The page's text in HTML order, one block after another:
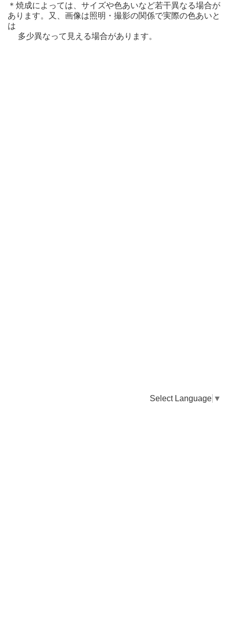
Select Language ▼
＊焼成によっては、サイズや色あいなど若干異なる場合が
あります。又、画像は照明・撮影の関係で実際の色あいと
は
多少異なって見える場合があります。